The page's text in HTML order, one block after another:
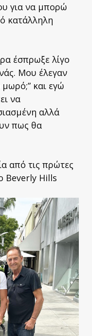
για να μπορώ
κατάλληλη
έσπρωξε λίγο
Μου έλεγαν
μωρό;” και εγώ
να
αλλά
πως θα
από τις πρώτες
Beverly Hills